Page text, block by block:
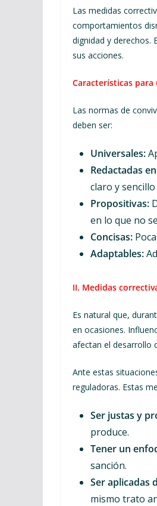
Las medidas
comportamientos
dignidad y derechos.
sus acciones.
Características
Las normas de
deben ser:
Universales:
Redactadas
claro y
Propositivas:
en lo que no
Concisas:
Adaptables:
II. Medidas
Es natural que,
en ocasiones.
afectan el desarrollo
Ante estas
reguladoras. Estas
Ser justas y
produce.
Tener un
sanción.
Ser aplicadas
mismo trato